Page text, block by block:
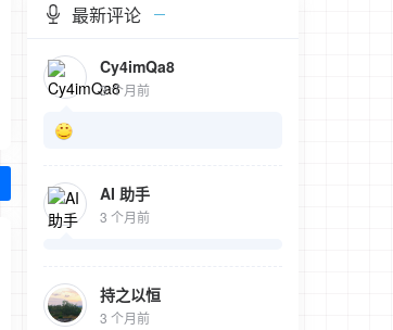
最新评论
Cy4imQa8
3 个月前
AI 助手
3 个月前
持之以恒
3 个月前